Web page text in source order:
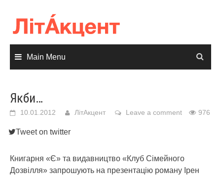
content
Main Menu
Якби…
10.01.2012 ЛітАкцент Leave a comment 976
Tweet on twitter
Книгарня «Є» та видавництво «Клуб Сімейного
Дозвілля» запрошують на презентацію роману Ірен